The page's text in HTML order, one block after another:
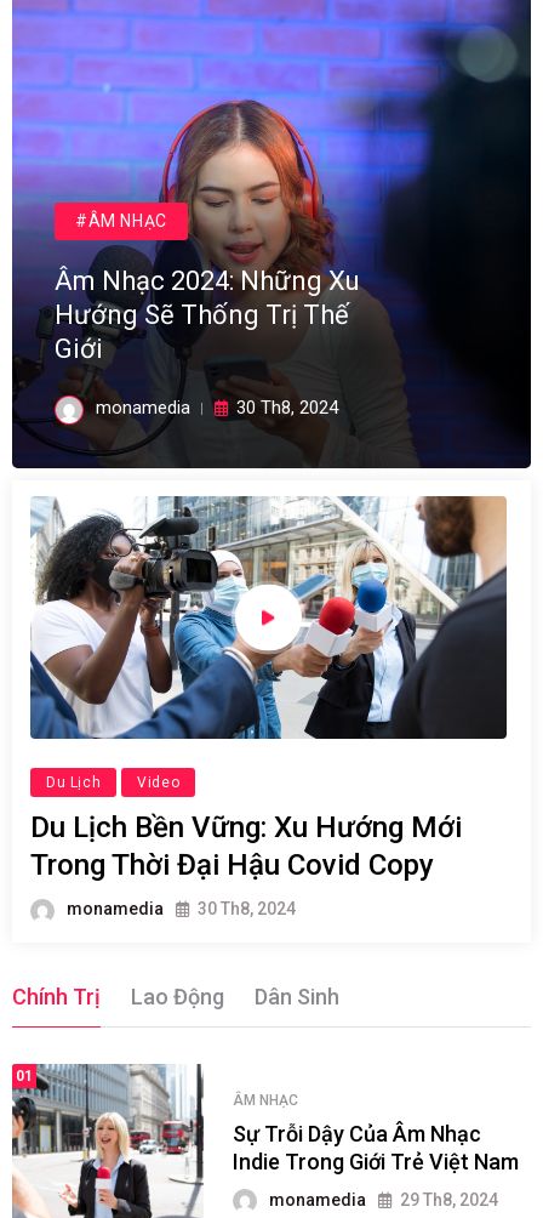
#ÂM NHẠC
Âm Nhạc 2024: Những Xu
Hướng Sẽ Thống Trị Thế
Giới
monamedia 30 Th8, 2024
Du Lịch Video
Du Lịch Bền Vững: Xu Hướng Mới
Trong Thời Đại Hậu Covid Copy
monamedia 30 Th8, 2024
Chính Trị Lao Động Dân Sinh
01
ÂM NHẠC
Sự Trỗi Dậy Của Âm Nhạc
Indie Trong Giới Trẻ Việt Nam
monamedia 29 Th8, 2024